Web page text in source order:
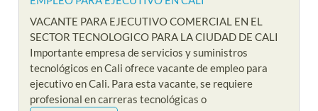
VACANTE PARA EJECUTIVO COMERCIAL EN EL
SECTOR TECNOLOGICO PARA LA CIUDAD DE CALI
Importante empresa de servicios y suministros
tecnológicos en Cali ofrece vacante de empleo para
ejecutivo en Cali. Para esta vacante, se requiere
profesional en carreras tecnológicas o